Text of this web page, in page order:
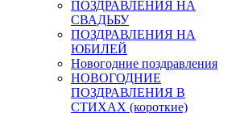
ПОЗДРАВЛЕНИЯ НА
СВАДЬБУ
ПОЗДРАВЛЕНИЯ НА
ЮБИЛЕЙ
Новогодние поздравления
НОВОГОДНИЕ
ПОЗДРАВЛЕНИЯ В
СТИХАХ (короткие)